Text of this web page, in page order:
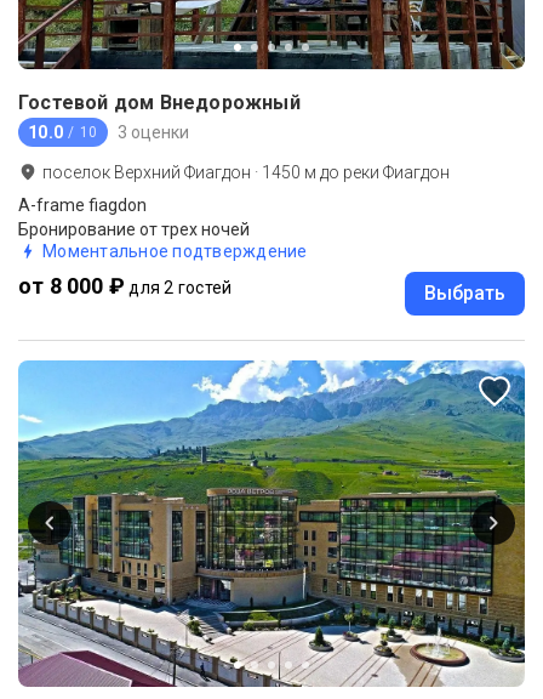
Гостевой дом Внедорожный
10.0 / 10 3 оценки
поселок Верхний Фиагдон · 1450 м до реки Фиагдон
A-frame fiagdon
Бронирование от трех ночей
Моментальное подтверждение
от 8 000 ₽ для 2 гостей Выбрать